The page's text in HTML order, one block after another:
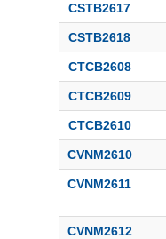
CSTB2617
CSTB2618
CTCB2608
CTCB2609
CTCB2610
CVNM2610
CVNM2611
CVNM2612